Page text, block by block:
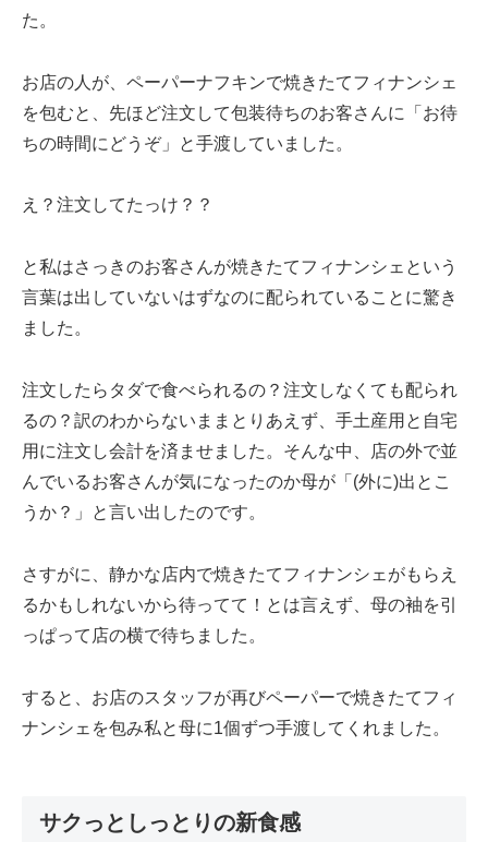
た。
お店の人が、ペーパーナフキンで焼きたてフィナンシェ
を包むと、先ほど注文して包装待ちのお客さんに「お待
ちの時間にどうぞ」と手渡していました。
え？注文してたっけ？？
と私はさっきのお客さんが焼きたてフィナンシェという
言葉は出していないはずなのに配られていることに驚き
ました。
注文したらタダで食べられるの？注文しなくても配られ
るの？訳のわからないままとりあえず、手土産用と自宅
用に注文し会計を済ませました。そんな中、店の外で並
んでいるお客さんが気になったのか母が「(外に)出とこ
うか？」と言い出したのです。
さすがに、静かな店内で焼きたてフィナンシェがもらえ
るかもしれないから待ってて！とは言えず、母の袖を引
っぱって店の横で待ちました。
すると、お店のスタッフが再びペーパーで焼きたてフィ
ナンシェを包み私と母に1個ずつ手渡してくれました。
サクっとしっとりの新食感